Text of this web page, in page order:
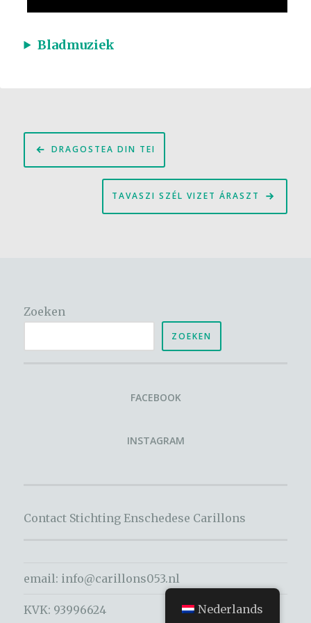
Bladmuziek
Bericht
navigatie
DRAGOSTEA DIN TEI
TAVASZI SZÉL VIZET ÁRASZT
Zoeken
ZOEKEN
FACEBOOK
INSTAGRAM
Contact Stichting Enschedese Carillons
email: info@carillons053.nl
KVK: 93996624 Nederlands